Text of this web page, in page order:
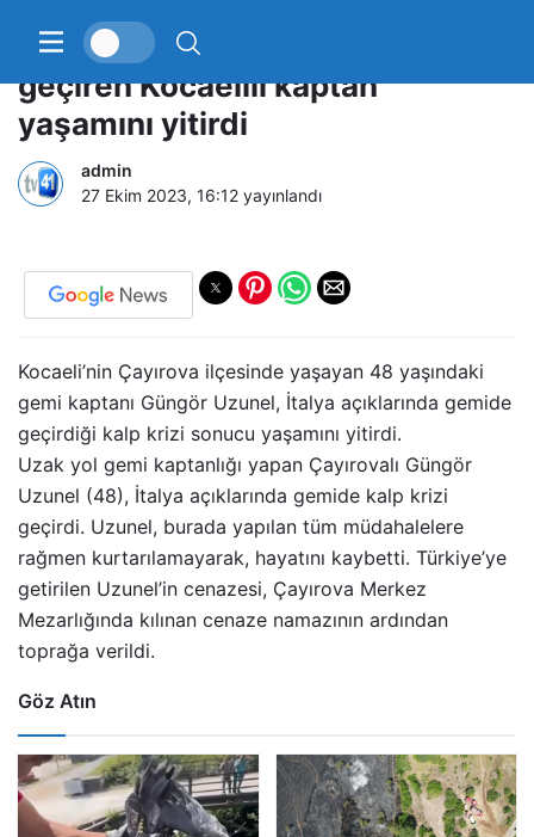
İtalya’da gemide kalp krizi
geçiren Kocaelili kaptan
yaşamını yitirdi
admin
27 Ekim 2023, 16:12 yayınlandı
Kocaeli’nin Çayırova ilçesinde yaşayan 48 yaşındaki
gemi kaptanı Güngör Uzunel, İtalya açıklarında gemide
geçirdiği kalp krizi sonucu yaşamını yitirdi.
Uzak yol gemi kaptanlığı yapan Çayırovalı Güngör
Uzunel (48), İtalya açıklarında gemide kalp krizi
geçirdi. Uzunel, burada yapılan tüm müdahalelere
rağmen kurtarılamayarak, hayatını kaybetti. Türkiye’ye
getirilen Uzunel’in cenazesi, Çayırova Merkez
Mezarlığında kılınan cenaze namazının ardından
toprağa verildi.
Göz Atın